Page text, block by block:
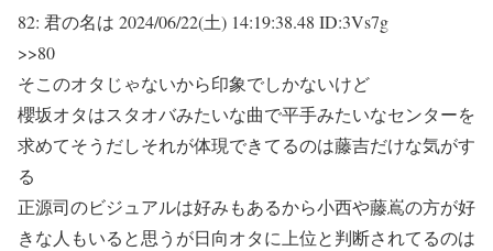
82: 君の名は 2024/06/22(土) 14:19:38.48 ID:3Vs7g
>>80
そこのオタじゃないから印象でしかないけど
櫻坂オタはスタオバみたいな曲で平手みたいなセンターを
求めてそうだしそれが体現できてるのは藤吉だけな気がす
る
正源司のビジュアルは好みもあるから小西や藤嶌の方が好
きな人もいると思うが日向オタに上位と判断されてるのは